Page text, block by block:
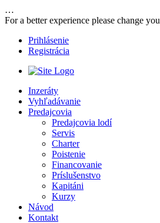
…
For a better experience please change
Prihlásenie
Registrácia
Inzeráty
Vyhľadávanie
Predajcovia
Predajcovia lodí
Servis
Charter
Poistenie
Financovanie
Príslušenstvo
Kapitáni
Kurzy
Návod
Kontakt